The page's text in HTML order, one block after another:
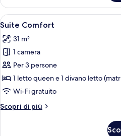
Junior
Apri
tutte
le
foto
per
Suite
Comfort
21
Suite Comfort
31 m²
1 camera
Per 3 persone
1 letto queen e 1 divano letto
Wi-Fi gratuito
Scopri di più
Altri